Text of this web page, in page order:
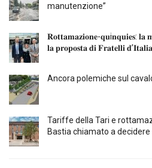
manutenzione”
𝐑𝐨𝐭𝐭𝐚𝐦𝐚𝐳𝐢𝐨𝐧𝐞-𝐪𝐮i𝐧𝐪𝐮𝐢𝐞𝐬: 𝐥𝐚
𝐥𝐚 𝐩𝐫𝐨𝐩𝐨𝐬𝐭𝐚 𝐝𝐢 𝐅𝐫𝐚𝐭𝐞𝐥𝐥𝐢 𝐝’𝐈𝐭𝐚𝐥𝐢𝐚
Ancora polemiche sul
Tariffe della Tari e
Bastia chiamato a decidere